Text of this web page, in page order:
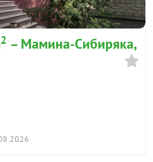
2 – Мамина-Сибиряка,